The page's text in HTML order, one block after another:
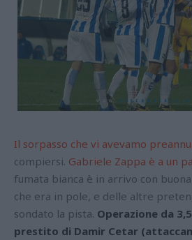
Il sorpasso che vi avevamo
compiersi. Gabriele Zappa è a un
fumata bianca è in arrivo con
che era in pole, e delle altre
sondato la pista. Operazione da
prestito di Damir Cetar